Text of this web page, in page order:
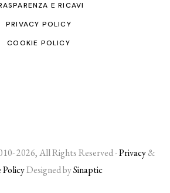
E RICAVI
PRIVACY POLICY
COOKIE POLICY
2026, All Rights Reserved -Privacy&
PolicyDesigned bySinaptic